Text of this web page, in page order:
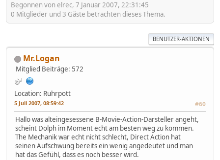
Begonnen von elrec, 7 Januar 2007, 22:31:45
0 Mitglieder und 3 Gäste betrachten dieses Thema.
BENUTZER-AKTIONEN
Mr.Logan
Mitglied Beiträge: 572
Location: Ruhrpott
5 Juli 2007, 08:59:42 #60
Hallo was alteingesessene B-Movie-Action-Darsteller angeht,
scheint Dolph im Moment echt am besten weg zu kommen.
The Mechanik war echt nicht schlecht, Direct Action hat
seinen Aufschwung bereits ein wenig angedeutet und man
hat das Gefühl, dass es noch besser wird.